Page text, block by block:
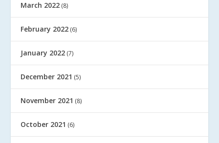
March 2022 (8)
February 2022 (6)
January 2022 (7)
December 2021 (5)
November 2021 (8)
October 2021 (6)